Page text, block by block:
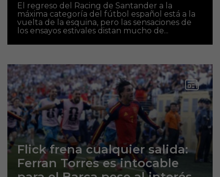
El regreso del Racing de Santander a la
máxima categoría del fútbol español está a la
vuelta de la esquina, pero las sensaciones de
los ensayos estivales distan mucho de...
Flick frena cualquier salida:
Ferran Torres es intocable